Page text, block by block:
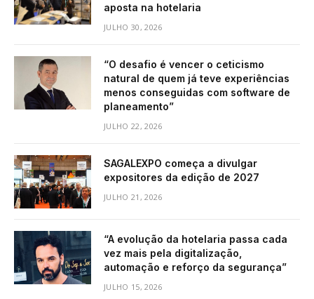
aposta na hotelaria
JULHO 30, 2026
“O desafio é vencer o ceticismo
natural de quem já teve experiências
menos conseguidas com software de
planeamento”
JULHO 22, 2026
SAGALEXPO começa a divulgar
expositores da edição de 2027
JULHO 21, 2026
“A evolução da hotelaria passa cada
vez mais pela digitalização,
automação e reforço da segurança”
JULHO 15, 2026